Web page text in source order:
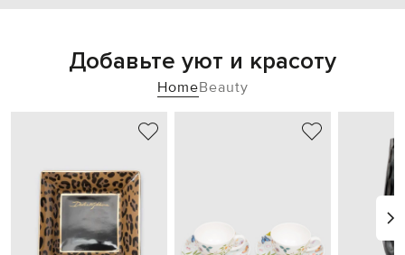
Добавьте уют и красоту
HomeBeauty